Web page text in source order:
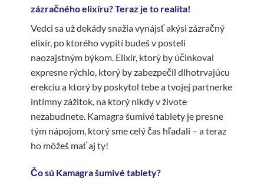
zázračného elixíru? Teraz je to realita!
Vedci sa už dekády snažia vynájsť akýsi zázračný
elixír, po ktorého vypití budeš v posteli
naozajstným býkom. Elixír, ktorý by účinkoval
expresne rýchlo, ktorý by zabezpečil dlhotrvajúcu
erekciu a ktorý by poskytol tebe a tvojej partnerke
intímny zážitok, na ktorý nikdy v živote
nezabudnete. Kamagra šumivé tablety je presne
tým nápojom, ktorý sme celý čas hľadali – a teraz
ho môžeš mať aj ty!
Čo sú Kamagra šumivé tablety?